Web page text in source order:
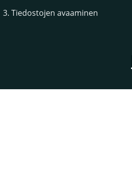
3. Tiedostojen avaaminen